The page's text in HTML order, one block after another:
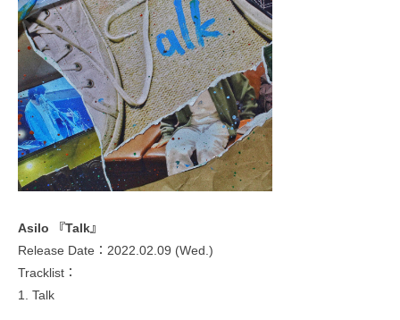
Asilo 『Talk』
Release Date：2022.02.09 (Wed.)
Tracklist：
1. Talk